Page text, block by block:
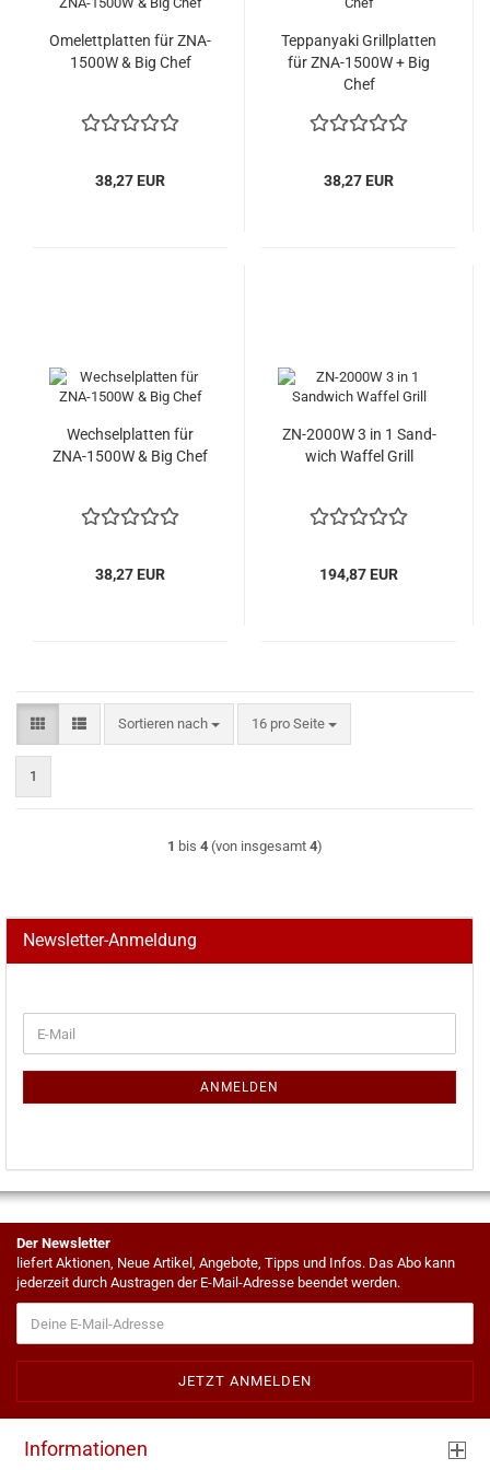
Ome­lett­plat­ten für ZNA-​
1500W & Big Chef
38,27 EUR
Tepp­an­ya­ki Grill­plat­ten
für ZNA-​1500W + Big
Chef
38,27 EUR
Wech­sel­plat­ten für
ZNA-​1500W & Big Chef
38,27 EUR
ZN-​2000W 3 in 1 Sand­
wich Waf­fel Grill
194,87 EUR
Sortieren nach
Sortieren nach 16 pro Seite
pro Seite
1
1 bis 4 (von insgesamt 4)
Newsletter-Anmeldung
ZUR
E-
Mail
ANMELDEN
Der Newsletter
liefert Aktionen, Neue Artikel, Angebote, Tipps und Infos. Das Abo kann
jederzeit durch Austragen der E-Mail-Adresse beendet werden.
Informationen